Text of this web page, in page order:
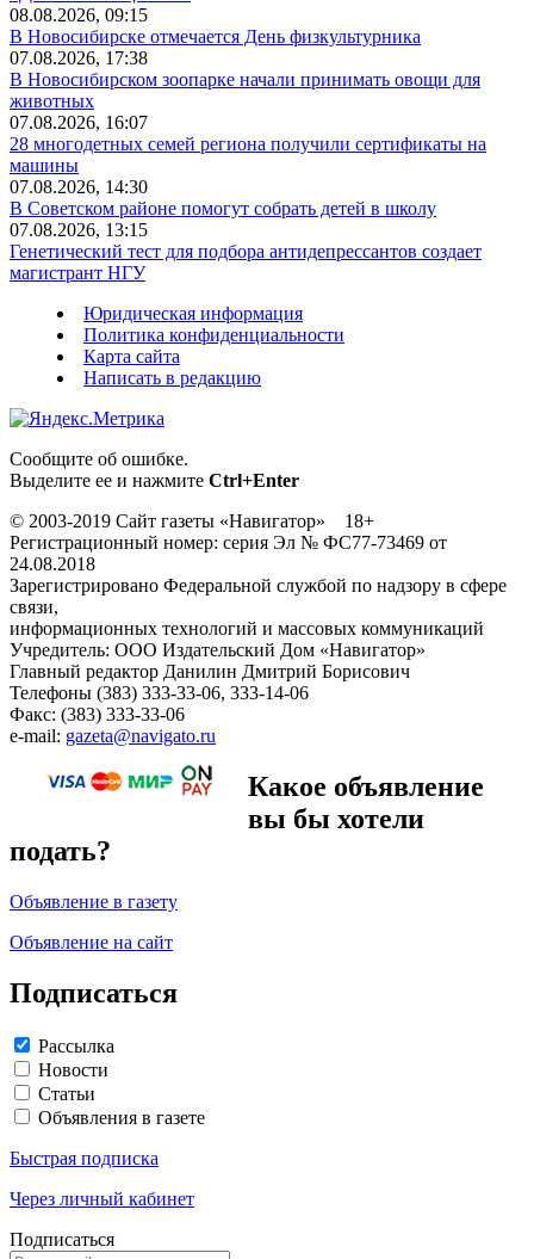
08.08.2026, 09:15
В Новосибирске отмечается День физкультурника
07.08.2026, 17:38
В Новосибирском зоопарке начали принимать овощи для
животных
07.08.2026, 16:07
28 многодетных семей региона получили сертификаты на
машины
07.08.2026, 14:30
В Советском районе помогут собрать детей в школу
07.08.2026, 13:15
Генетический тест для подбора антидепрессантов создает
магистрант НГУ
Юридическая информация
Политика конфиденциальности
Карта сайта
Написать в редакцию
Сообщите об ошибке.
Выделите ее и нажмите Ctrl+Enter
© 2003-2019 Сайт газеты «Навигатор» 18+
Регистрационный номер: серия Эл № ФС77-73469 от
24.08.2018
Зарегистрировано Федеральной службой по надзору в сфере
связи,
информационных технологий и массовых коммуникаций
Учредитель: ООО Издательский Дом «Навигатор»
Главный редактор Данилин Дмитрий Борисович
Телефоны (383) 333-33-06, 333-14-06
Факс: (383) 333-33-06
e-mail: gazeta@navigato.ru
Какое объявление
вы бы хотели
подать?
Объявление в газету
Объявление на сайт
Подписаться
Рассылка
Новости
Статьи
Объявления в газете
Быстрая подписка
Через личный кабинет
Подписаться